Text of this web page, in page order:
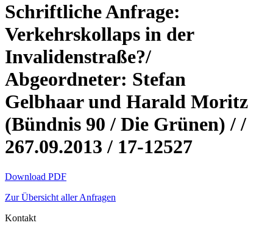
Schriftliche Anfrage:
Verkehrskollaps in der
Invalidenstraße?/
Abgeordneter: Stefan
Gelbhaar und Harald Moritz
(Bündnis 90 / Die Grünen) / /
267.09.2013 / 17-12527
Download PDF
Zur Übersicht aller Anfragen
Kontakt